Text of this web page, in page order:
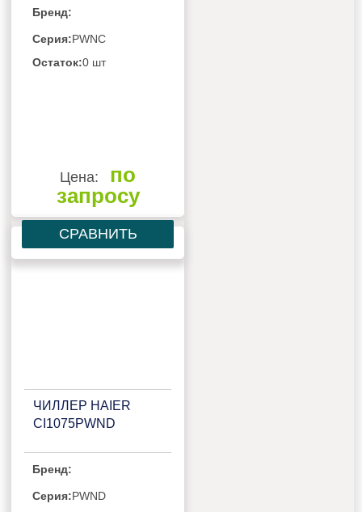
Бренд:
Серия:PWNC
Остаток:0 шт
Цена:
по
запросу
СРАВНИТЬ
ЧИЛЛЕР HAIER
CI1075PWND
Бренд:
Серия:PWND